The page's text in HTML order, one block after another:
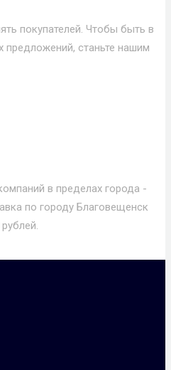
покупателей. Чтобы быть в
предложений, станьте нашим
в пределах города -
по городу Благовещенск